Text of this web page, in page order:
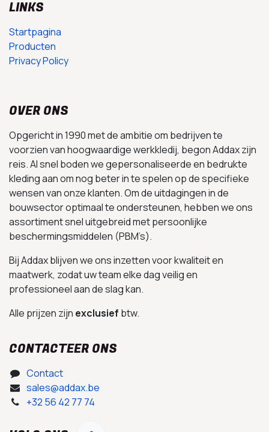
LINKS
Startpagina
Producten
Privacy Policy
OVER ONS
Opgericht in 1990 met de ambitie om bedrijven te
voorzien van hoogwaardige werkkledij, begon Addax zijn
reis. Al snel boden we gepersonaliseerde en bedrukte
kleding aan om nog beter in te spelen op de specifieke
wensen van onze klanten. Om de uitdagingen in de
bouwsector optimaal te ondersteunen, hebben we ons
assortiment snel uitgebreid met persoonlijke
beschermingsmiddelen (PBM’s).
Bij Addax blijven we ons inzetten voor kwaliteit en
maatwerk, zodat uw team elke dag veilig en
professioneel aan de slag kan.
Alle prijzen zijn exclusief btw.
CONTACTEER ONS
Contact
sales@addax.be
+32 56 42 77 74